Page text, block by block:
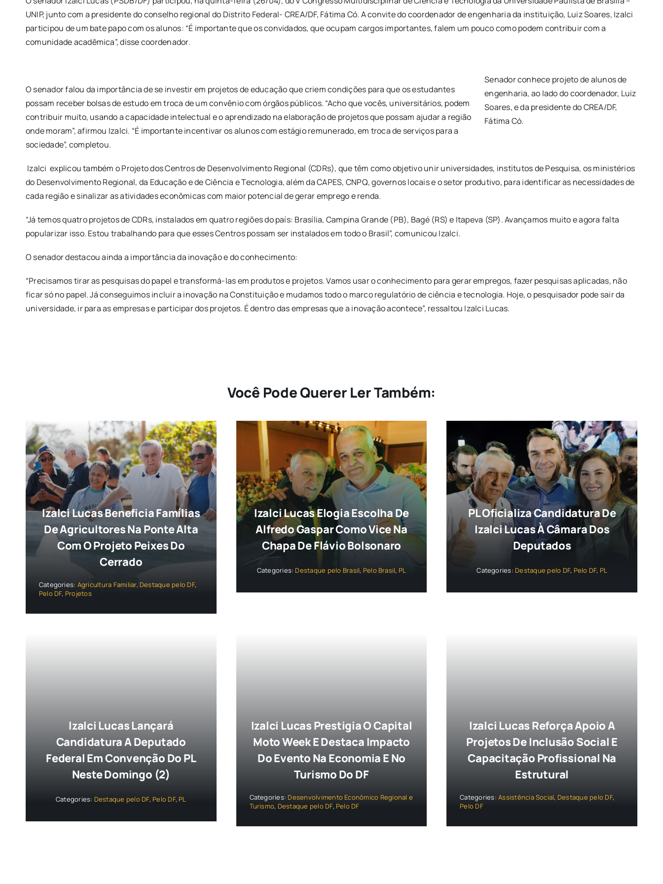
UNIP, junto com a presidente do conselho regional do Distrito Federal- CREA/DF, Fátima Có. A convite do coordenador de engenharia da instituição, Luiz Soares, Izalci
participou de um bate papo com os alunos: “É importante que os convidados, que ocupam cargos importantes, falem um pouco como podem contribuir com a
comunidade acadêmica”, disse coordenador.
Senador conhece projeto de alunos de
engenharia, ao lado do coordenador, Luiz
Soares, e da presidente do CREA/DF,
Fátima Có.
O senador falou da importância de se investir em projetos de educação que criem condições para que os estudantes
possam receber bolsas de estudo em troca de um convênio com órgãos públicos. “Acho que vocês, universitários, podem
contribuir muito, usando a capacidade intelectual e o aprendizado na elaboração de projetos que possam ajudar a região
onde moram”, afirmou Izalci. “É importante incentivar os alunos com estágio remunerado, em troca de serviços para a
sociedade”, completou.
Izalci explicou também o Projeto dos Centros de Desenvolvimento Regional (CDRs), que têm como objetivo unir universidades, institutos de Pesquisa, os ministérios
do Desenvolvimento Regional, da Educação e de Ciência e Tecnologia, além da CAPES, CNPQ, governos locais e o setor produtivo, para identificar as necessidades de
cada região e sinalizar as atividades econômicas com maior potencial de gerar emprego e renda.
“Já temos quatro projetos de CDRs, instalados em quatro regiões do país: Brasília, Campina Grande (PB), Bagé (RS) e Itapeva (SP). Avançamos muito e agora falta
popularizar isso. Estou trabalhando para que esses Centros possam ser instalados em todo o Brasil”, comunicou Izalci.
O senador destacou ainda a importância da inovação e do conhecimento:
“Precisamos tirar as pesquisas do papel e transformá-las em produtos e projetos. Vamos usar o conhecimento para gerar empregos, fazer pesquisas aplicadas, não
ficar só no papel. Já conseguimos incluir a inovação na Constituição e mudamos todo o marco regulatório de ciência e tecnologia. Hoje, o pesquisador pode sair da
universidade, ir para as empresas e participar dos projetos. É dentro das empresas que a inovação acontece”, ressaltou Izalci Lucas.
Você Pode Querer Ler Também:
Izalci Lucas Beneficia Famílias
De Agricultores Na Ponte Alta
Com O Projeto Peixes Do
Cerrado
Categories: Agricultura Familiar, Destaque pelo DF,
Pelo DF, Projetos
Izalci Lucas Elogia Escolha De
Alfredo Gaspar Como Vice Na
Chapa De Flávio Bolsonaro
Categories: Destaque pelo Brasil, Pelo Brasil, PL
PL Oficializa Candidatura De
Izalci Lucas À Câmara Dos
Deputados
Categories: Destaque pelo DF, Pelo DF, PL
Izalci Lucas Lançará
Candidatura A Deputado
Federal Em Convenção Do PL
Neste Domingo (2)
Categories: Destaque pelo DF, Pelo DF, PL
Izalci Lucas Prestigia O Capital
Moto Week E Destaca Impacto
Do Evento Na Economia E No
Turismo Do DF
Categories: Desenvolvimento Econômico Regional e
Turismo, Destaque pelo DF, Pelo DF
Izalci Lucas Reforça Apoio A
Projetos De Inclusão Social E
Capacitação Profissional Na
Estrutural
Categories:Assistência Social, Destaque pelo DF,
Pelo DF